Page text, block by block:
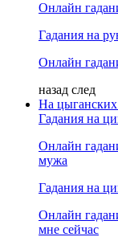
Онлайн
Гадания на
Онлайн
назад след
На цыганских
Гадания на
Онлайн
мужа
Гадания на
Онлайн
мне сейчас